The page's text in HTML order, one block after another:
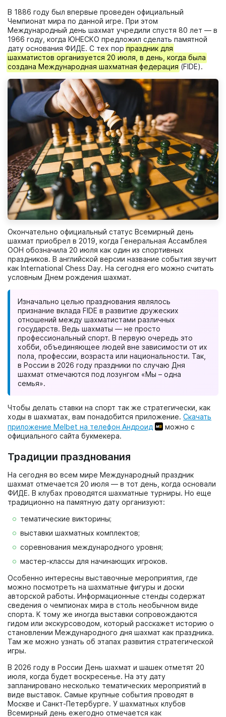
В 1886 году был впервые проведен официальный
Чемпионат мира по данной игре. При этом
Международный день шахмат учредили спустя 80 лет — в
1966 году, когда ЮНЕСКО предложил сделать памятной
дату основания ФИДЕ. С тех пор праздник для
шахматистов организуется 20 июля, в день, когда была
создана Международная шахматная федерация (FIDE).
Окончательно официальный статус Всемирный день
шахмат приобрел в 2019, когда Генеральная Ассамблея
OOH обозначила 20 июля как один из спортивных
праздников. В английской версии название события звучит
как International Chess Day. На сегодня его можно считать
условным Днем рождения шахмат.
Изначально целью празднования являлось
признание вклада FIDE в развитие дружеских
отношений между шахматистами различных
государств. Ведь шахматы — не просто
профессиональный спорт. В первую очередь это
хобби, объединяющее людей вне зависимости от их
пола, профессии, возраста или национальности. Так,
в России в 2026 году праздники по случаю Дня
шахмат отмечаются под лозунгом «Мы – одна
семья».
Чтобы делать ставки на спорт так же стратегически, как
ходы в шахматах, вам понадобится приложение. Скачать
приложение Melbet на телефон Андроид
можно с
официального сайта букмекера.
Традиции празднования
На сегодня во всем мире Международный праздник
шахмат отмечается 20 июля — в тот день, когда основали
ФИДЕ. В клубах проводятся шахматные турниры. Но еще
традиционно на памятную дату организуют:
тематические викторины;
выставки шахматных комплектов;
соревнования международного уровня;
мастер-классы для начинающих игроков.
Особенно интересны выставочные мероприятия, где
можно посмотреть на шахматные фигуры и доски
авторской работы. Информационные стенды содержат
сведения о чемпионах мира в столь необычном виде
спорта. К тому же иногда выставки сопровождаются
гидом или экскурсоводом, который расскажет историю о
становлении Международного дня шахмат как праздника.
Там же можно узнать об этапах развития стратегической
игры.
В 2026 году в России День шахмат и шашек отметят 20
июля, когда будет воскресенье. На эту дату
запланировано несколько тематических мероприятий в
виде выставок. Самые крупные события проводят в
Москве и Санкт-Петербурге. У шахматных клубов
Всемирный день ежегодно отмечается как